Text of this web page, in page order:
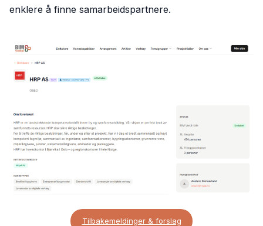
enklere å finne samarbeidspartnere.
Tilbakemeldinger & forslag